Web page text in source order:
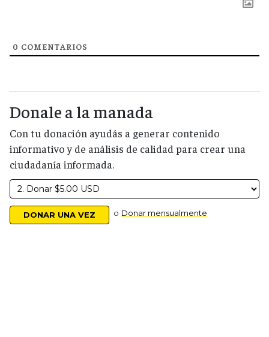
0 COMENTARIOS
Donale a la manada
Con tu donación ayudás a generar contenido
informativo y de análisis de calidad para crear una
ciudadanía informada.
o Donar mensualmente